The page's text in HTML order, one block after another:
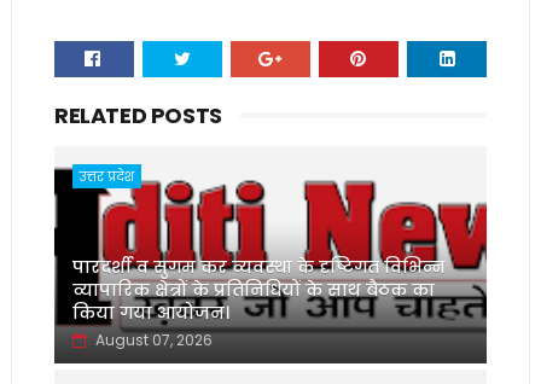
RELATED POSTS
उत्तर प्रदेश
पारदर्शी व सुगम कर व्यवस्था के दृष्टिगत विभिन्न
व्यापारिक क्षेत्रों के प्रतिनिधियों के साथ बैठक का
किया गया आयोजन।
August 07, 2026